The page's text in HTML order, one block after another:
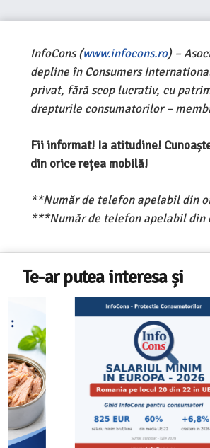
InfoCons (www.infocons.ro) –
depline în Consumers
privat, fără scop lucrativ, cu
drepturile consumatorilor –
Fii informat! Ia atitudine!
din orice rețea mobilă!
**Număr de telefon apelabil din
***Număr de telefon apelabil
Te-ar putea interesa și